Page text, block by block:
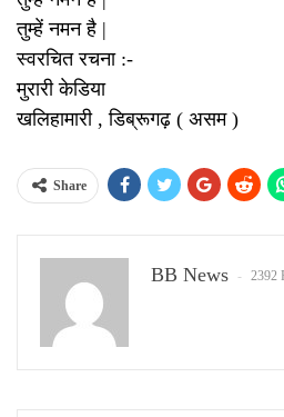
तुम्हें नमन है |
स्वरचित रचना :-
मुरारी केडिया
खलिहामारी , डिब्रूगढ़ ( असम )
Share
BB News 2392